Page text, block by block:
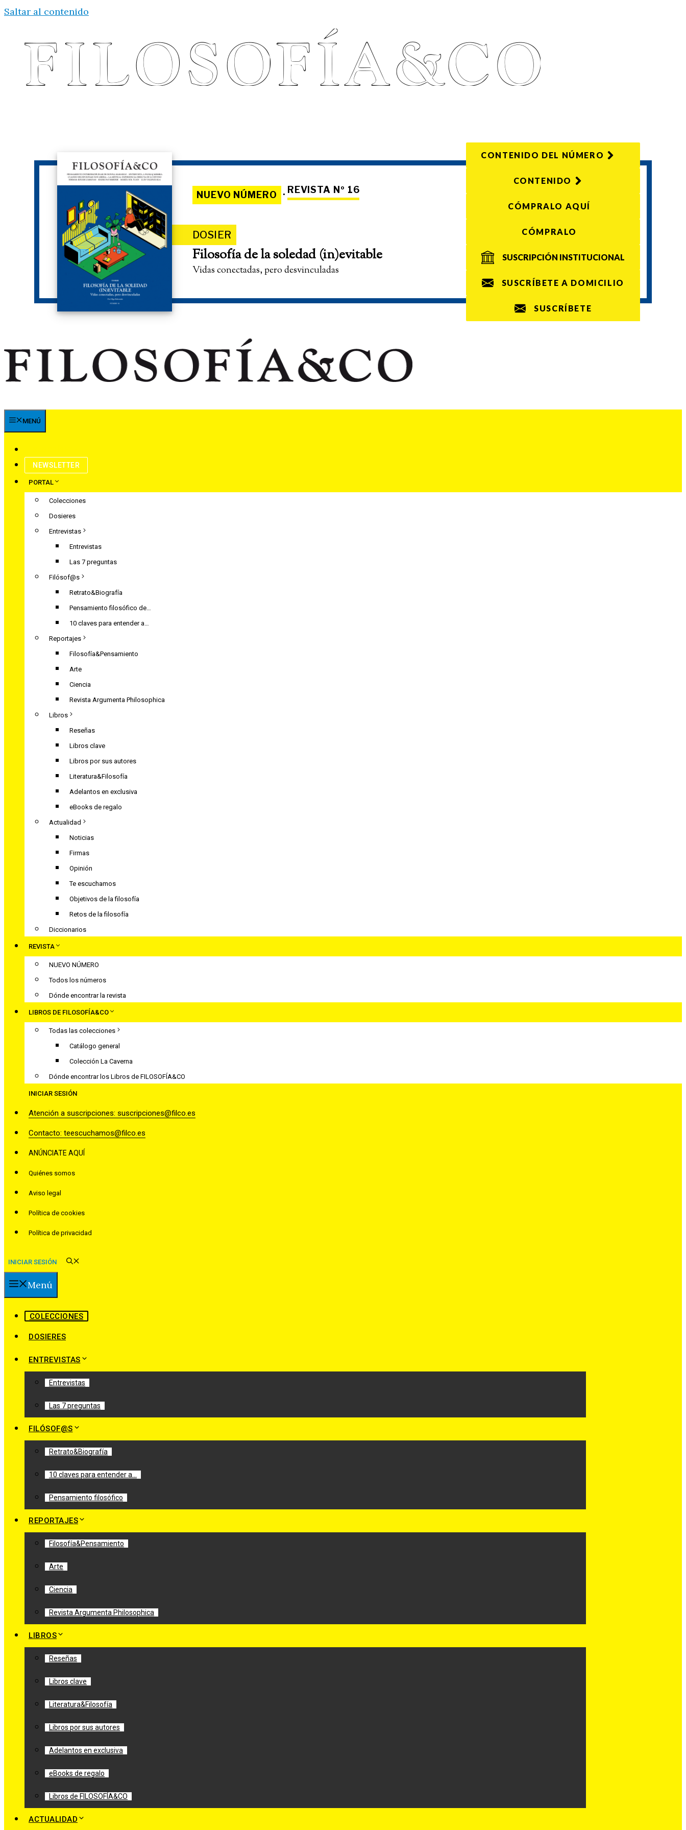
Saltar al contenido
NUEVO NÚMERO · REVISTA Nº 16
DOSIER
Filosofía de la soledad (in)evitable
Vidas conectadas, pero desvinculadas
CONTENIDO DEL NÚMERO
CONTENIDO
CÓMPRALO AQUÍ
CÓMPRALO
SUSCRIPCIÓN INSTITUCIONAL
SUSCRÍBETE A DOMICILIO
SUSCRÍBETE
MENÚ
NEWSLETTER
PORTAL
Colecciones
Dosieres
Entrevistas
Entrevistas
Las 7 preguntas
Filósof@s
Retrato&Biografía
Pensamiento filosófico de…
10 claves para entender a…
Reportajes
Filosofía&Pensamiento
Arte
Ciencia
Revista Argumenta Philosophica
Libros
Reseñas
Libros clave
Libros por sus autores
Literatura&Filosofía
Adelantos en exclusiva
eBooks de regalo
Actualidad
Noticias
Firmas
Opinión
Te escuchamos
Objetivos de la filosofía
Retos de la filosofía
Diccionarios
REVISTA
NUEVO NÚMERO
Todos los números
Dónde encontrar la revista
LIBROS DE FILOSOFÍA&CO
Todas las colecciones
Catálogo general
Colección La Caverna
Dónde encontrar los Libros de FILOSOFÍA&CO
INICIAR SESIÓN
Atención a suscripciones: suscripciones@filco.es
Contacto: teescuchamos@filco.es
ANÚNCIATE AQUÍ
Quiénes somos
Aviso legal
Política de cookies
Política de privacidad
INICIAR SESIÓN
Menú
COLECCIONES
DOSIERES
ENTREVISTAS
Entrevistas
Las 7 preguntas
FILÓSOF@S
Retrato&Biografía
10 claves para entender a…
Pensamiento filosófico
REPORTAJES
Filosofía&Pensamiento
Arte
Ciencia
Revista Argumenta Philosophica
LIBROS
Reseñas
Libros clave
Literatura&Filosofía
Libros por sus autores
Adelantos en exclusiva
eBooks de regalo
Libros de FILOSOFÍA&CO
ACTUALIDAD